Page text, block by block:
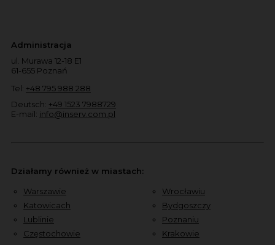
Administracja
ul. Murawa 12-18 E1
61-655 Poznań
Tel: +48 795 988 288
Deutsch: +49 1523 7988729
E-mail: info@inserv.com.pl
Działamy również w miastach:
Warszawie
Katowicach
Lublinie
Częstochowie
Wrocławiu
Bydgoszczy
Poznaniu
Krakowie